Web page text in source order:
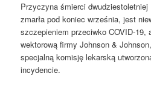
Przyczyna śmierci
zmarła pod koniec września, jest
szczepieniem przeciwko COVID-19,
wektorową firmy Johnson &
specjalną komisję lekarską
incydencie.